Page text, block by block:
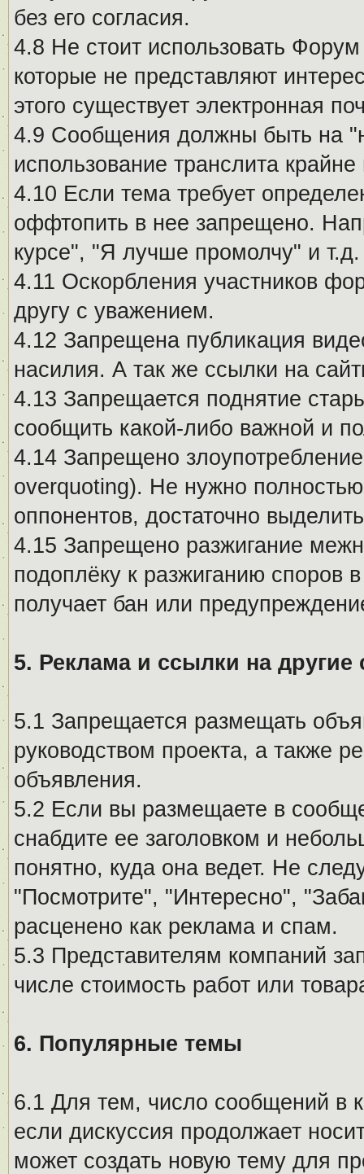
без его согласия.
4.8 Не стоит использовать
которые не представляют
этого существует электронная
4.9 Сообщения должны быть на
использование транслита
4.10 Если тема требует
оффтопить в нее запрещено.
курсе", "Я лучше промолчу" и
4.11 Оскорбления участников
другу с уважением.
4.12 Запрещена публикация
насилия. А так же ссылки на
4.13 Запрещается поднятие
сообщить какой-либо важной и
4.14 Запрещено
overquoting). Не нужно
оппонентов, достаточно
4.15 Запрещено разжигание
подоплёку к разжиганию споров
получает бан или
5. Реклама и ссылки на другие
5.1 Запрещается размещать
руководством проекта, а также
объявления.
5.2 Если вы размещаете в
снабдите ее заголовком и
понятно, куда она ведет. Не
"Посмотрите", "Интересно",
расценено как реклама и спам.
5.3 Представителям компаний
числе стоимость работ или
6. Популярные темы
6.1 Для тем, число сообщений в
если дискуссия продолжает
может создать новую тему для